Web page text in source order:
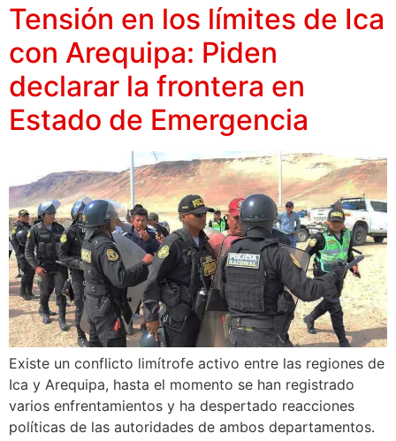
Tensión en los límites de Ica
con Arequipa: Piden
declarar la frontera en
Estado de Emergencia
Existe un conflicto limítrofe activo entre las regiones de
Ica y Arequipa, hasta el momento se han registrado
varios enfrentamientos y ha despertado reacciones
políticas de las autoridades de ambos departamentos.